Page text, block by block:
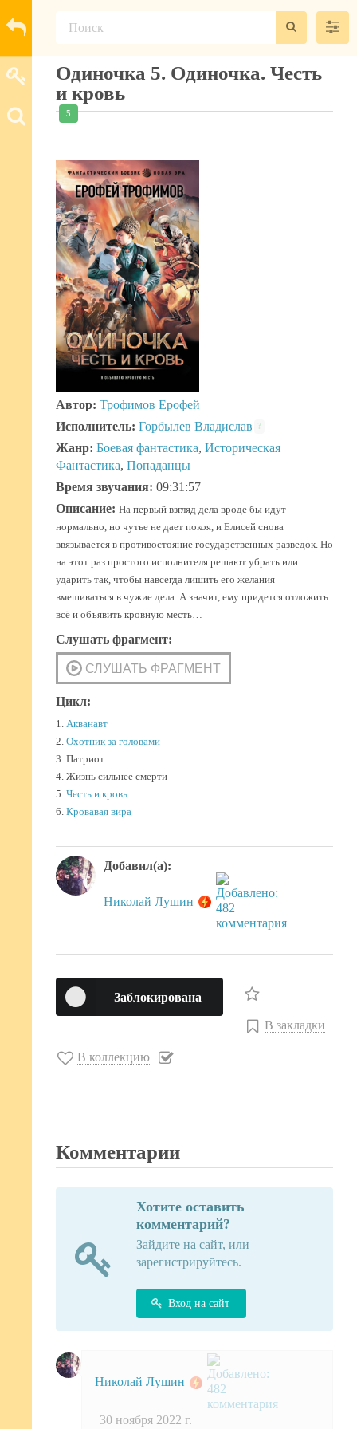
Одиночка 5. Одиночка. Честь
и кровь
5
Автор: Трофимов Ерофей
Исполнитель: Горбылев Владислав ?
Жанр: Боевая фантастика, Историческая
Фантастика, Попаданцы
Время звучания: 09:31:57
Описание: На первый взгляд дела вроде бы идут
нормально, но чутье не дает покоя, и Елисей снова
ввязывается в противостояние государственных разведок. Но
на этот раз простого исполнителя решают убрать или
ударить так, чтобы навсегда лишить его желания
вмешиваться в чужие дела. А значит, ему придется отложить
всё и объявить кровную месть…
Слушать фрагмент:
Цикл:
1. Акванавт
2. Охотник за головами
3. Патриот
4. Жизнь сильнее смерти
5. Честь и кровь
6. Кровавая вира
Добавил(а):
Николай Лушин
Заблокирована
В закладки
В коллекцию
Комментарии
Хотите оставить
комментарий?
Зайдите на сайт, или
зарегистрируйтесь.
Вход на сайт
Николай Лушин
30 ноября 2022 г.